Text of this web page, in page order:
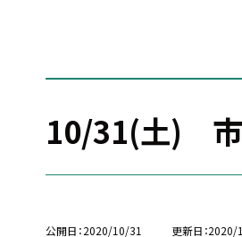
10/31(土) 市
公開日 2020/10/31 更新日 2020/